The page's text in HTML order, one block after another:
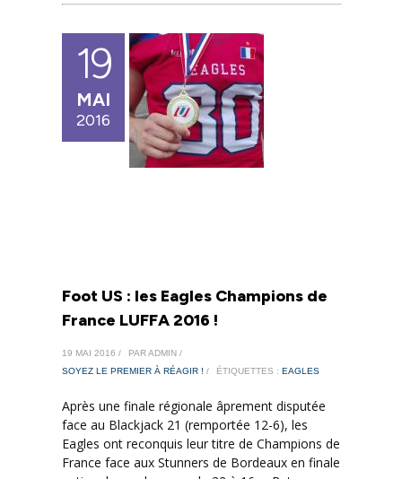
19
MAI
2016
Foot US : les Eagles Champions de
France LUFFA 2016 !
19 MAI 2016 /
PAR ADMIN /
SOYEZ LE PREMIER À RÉAGIR ! / ÉTIQUETTES : EAGLES
Après une finale régionale âprement disputée
face au Blackjack 21 (remportée 12-6), les
Eagles ont reconquis leur titre de Champions de
France face aux Stunners de Bordeaux en finale